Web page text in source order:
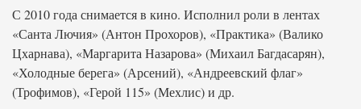
С 2010 года снимается в кино. Исполнил роли в лентах
«Санта Лючия» (Антон Прохоров), «Практика» (Валико
Цхарнава), «Маргарита Назарова» (Михаил Багдасарян),
«Холодные берега» (Арсений), «Андреевский флаг»
(Трофимов), «Герой 115» (Мехлис) и др.